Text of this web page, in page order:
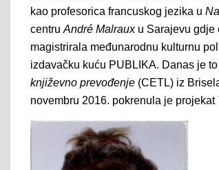
kao profesorica francuskog jezika u
centru André Malrauxu Sarajevu gdje
magistrirala međunarodnu kulturnu
izdavačku kuću PUBLIKA. Danas je
književno prevođenje (CETL) iz
novembru 2016. pokrenula je projekat